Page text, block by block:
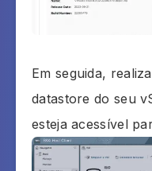
Em seguida,
datastore do seu
esteja acessível